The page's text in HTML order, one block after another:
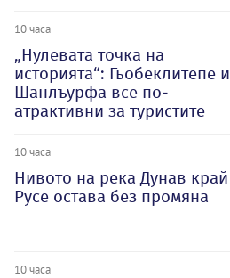
10 часа
„Нулевата точка на
историята“: Гьобеклитепе и
Шанлъурфа все по-
атрактивни за туристите
10 часа
Нивото на река Дунав край
Русе остава без промяна
10 часа